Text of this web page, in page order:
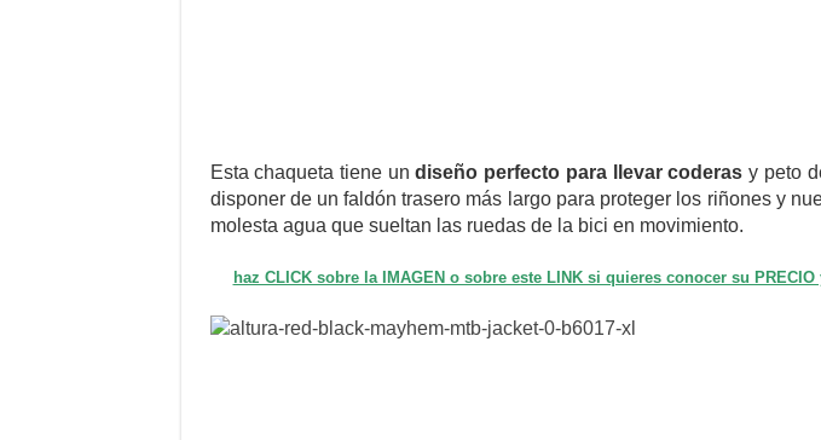
Esta chaqueta tiene undiseño perfecto para llevar coderas y peto
disponer de un faldón trasero más largo para proteger los riñones y
molesta agua que sueltan las ruedas de la bici en movimiento.
haz CLICK sobre la IMAGEN o sobre este LINK si quieres conocer su PRECIO